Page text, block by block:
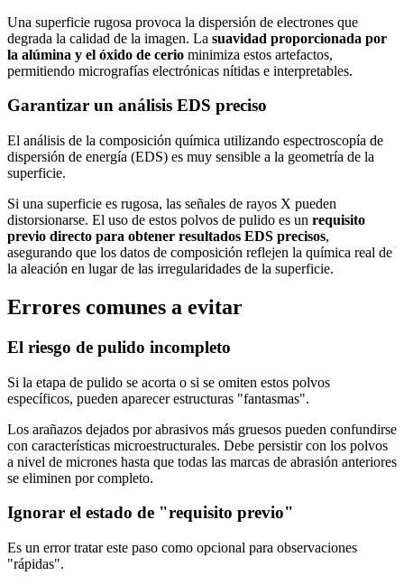
Una superficie rugosa provoca la dispersión de electrones que
degrada la calidad de la imagen. La suavidad proporcionada por
la alúmina y el óxido de cerio minimiza estos artefactos,
permitiendo micrografías electrónicas nítidas e interpretables.
Garantizar un análisis EDS preciso
El análisis de la composición química utilizando espectroscopía de
dispersión de energía (EDS) es muy sensible a la geometría de la
superficie.
Si una superficie es rugosa, las señales de rayos X pueden
distorsionarse. El uso de estos polvos de pulido es un requisito
previo directo para obtener resultados EDS precisos,
asegurando que los datos de composición reflejen la química real de
la aleación en lugar de las irregularidades de la superficie.
Errores comunes a evitar
El riesgo de pulido incompleto
Si la etapa de pulido se acorta o si se omiten estos polvos
específicos, pueden aparecer estructuras "fantasmas".
Los arañazos dejados por abrasivos más gruesos pueden confundirse
con características microestructurales. Debe persistir con los polvos
a nivel de micrones hasta que todas las marcas de abrasión anteriores
se eliminen por completo.
Ignorar el estado de "requisito previo"
Es un error tratar este paso como opcional para observaciones
"rápidas".